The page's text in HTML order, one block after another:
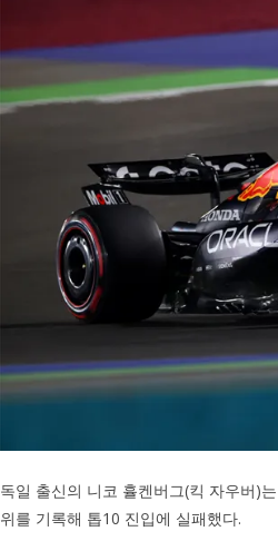
독일 출신의 니코 휼켄버그(킥 자우버)
위를 기록해 톱10 진입에 실패했다.